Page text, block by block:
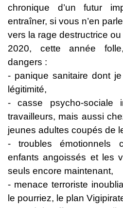
chronique d’un futur
entraîner, si vous n’en
vers la rage destructrice
2020, cette année
dangers :
- panique sanitaire dont
légitimité,
- casse psycho-sociale
travailleurs, mais aussi
jeunes adultes coupés de
- troubles émotionnels
enfants angoissés et les
seuls encore maintenant,
- menace terroriste
le pourriez, le plan